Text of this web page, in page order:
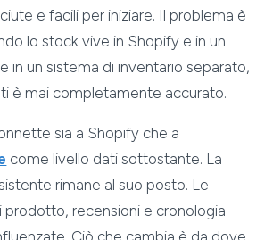
e facili per iniziare. Il problema è
lo stock vive in Shopify e in un
in un sistema di inventario separato,
è mai completamente accurato.
sia a Shopify che a
come livello dati sottostante. La
rimane al suo posto. Le
prodotto, recensioni e cronologia